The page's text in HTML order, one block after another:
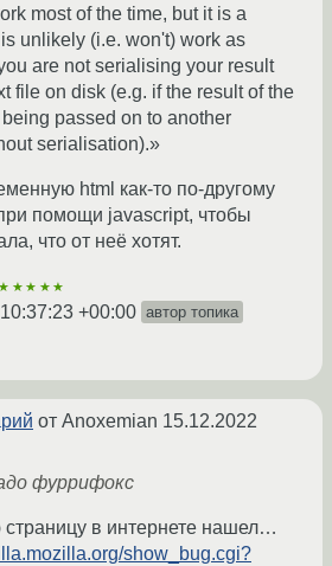
most of the time, but it is a
unlikely (i.e. won't) work as
are not serialising your result
file on disk (e.g. if the result of the
passed on to another
serialisation).»
html как-то по-другому
помощи javascript, чтобы
что от неё хотят.
★★★★★
+00:00 автор топика
от Anoxemian 15.12.2022
фуррифокс
страницу в интернете нашел…
show_bug.cgi?